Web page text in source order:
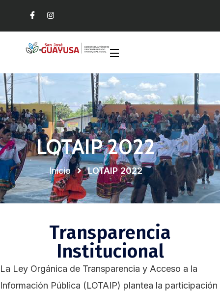
LOTAIP 2022
Inicio LOTAIP 2022
Transparencia
Institucional
La Ley Orgánica de Transparencia y Acceso a la
Información Pública (LOTAIP) plantea la participación